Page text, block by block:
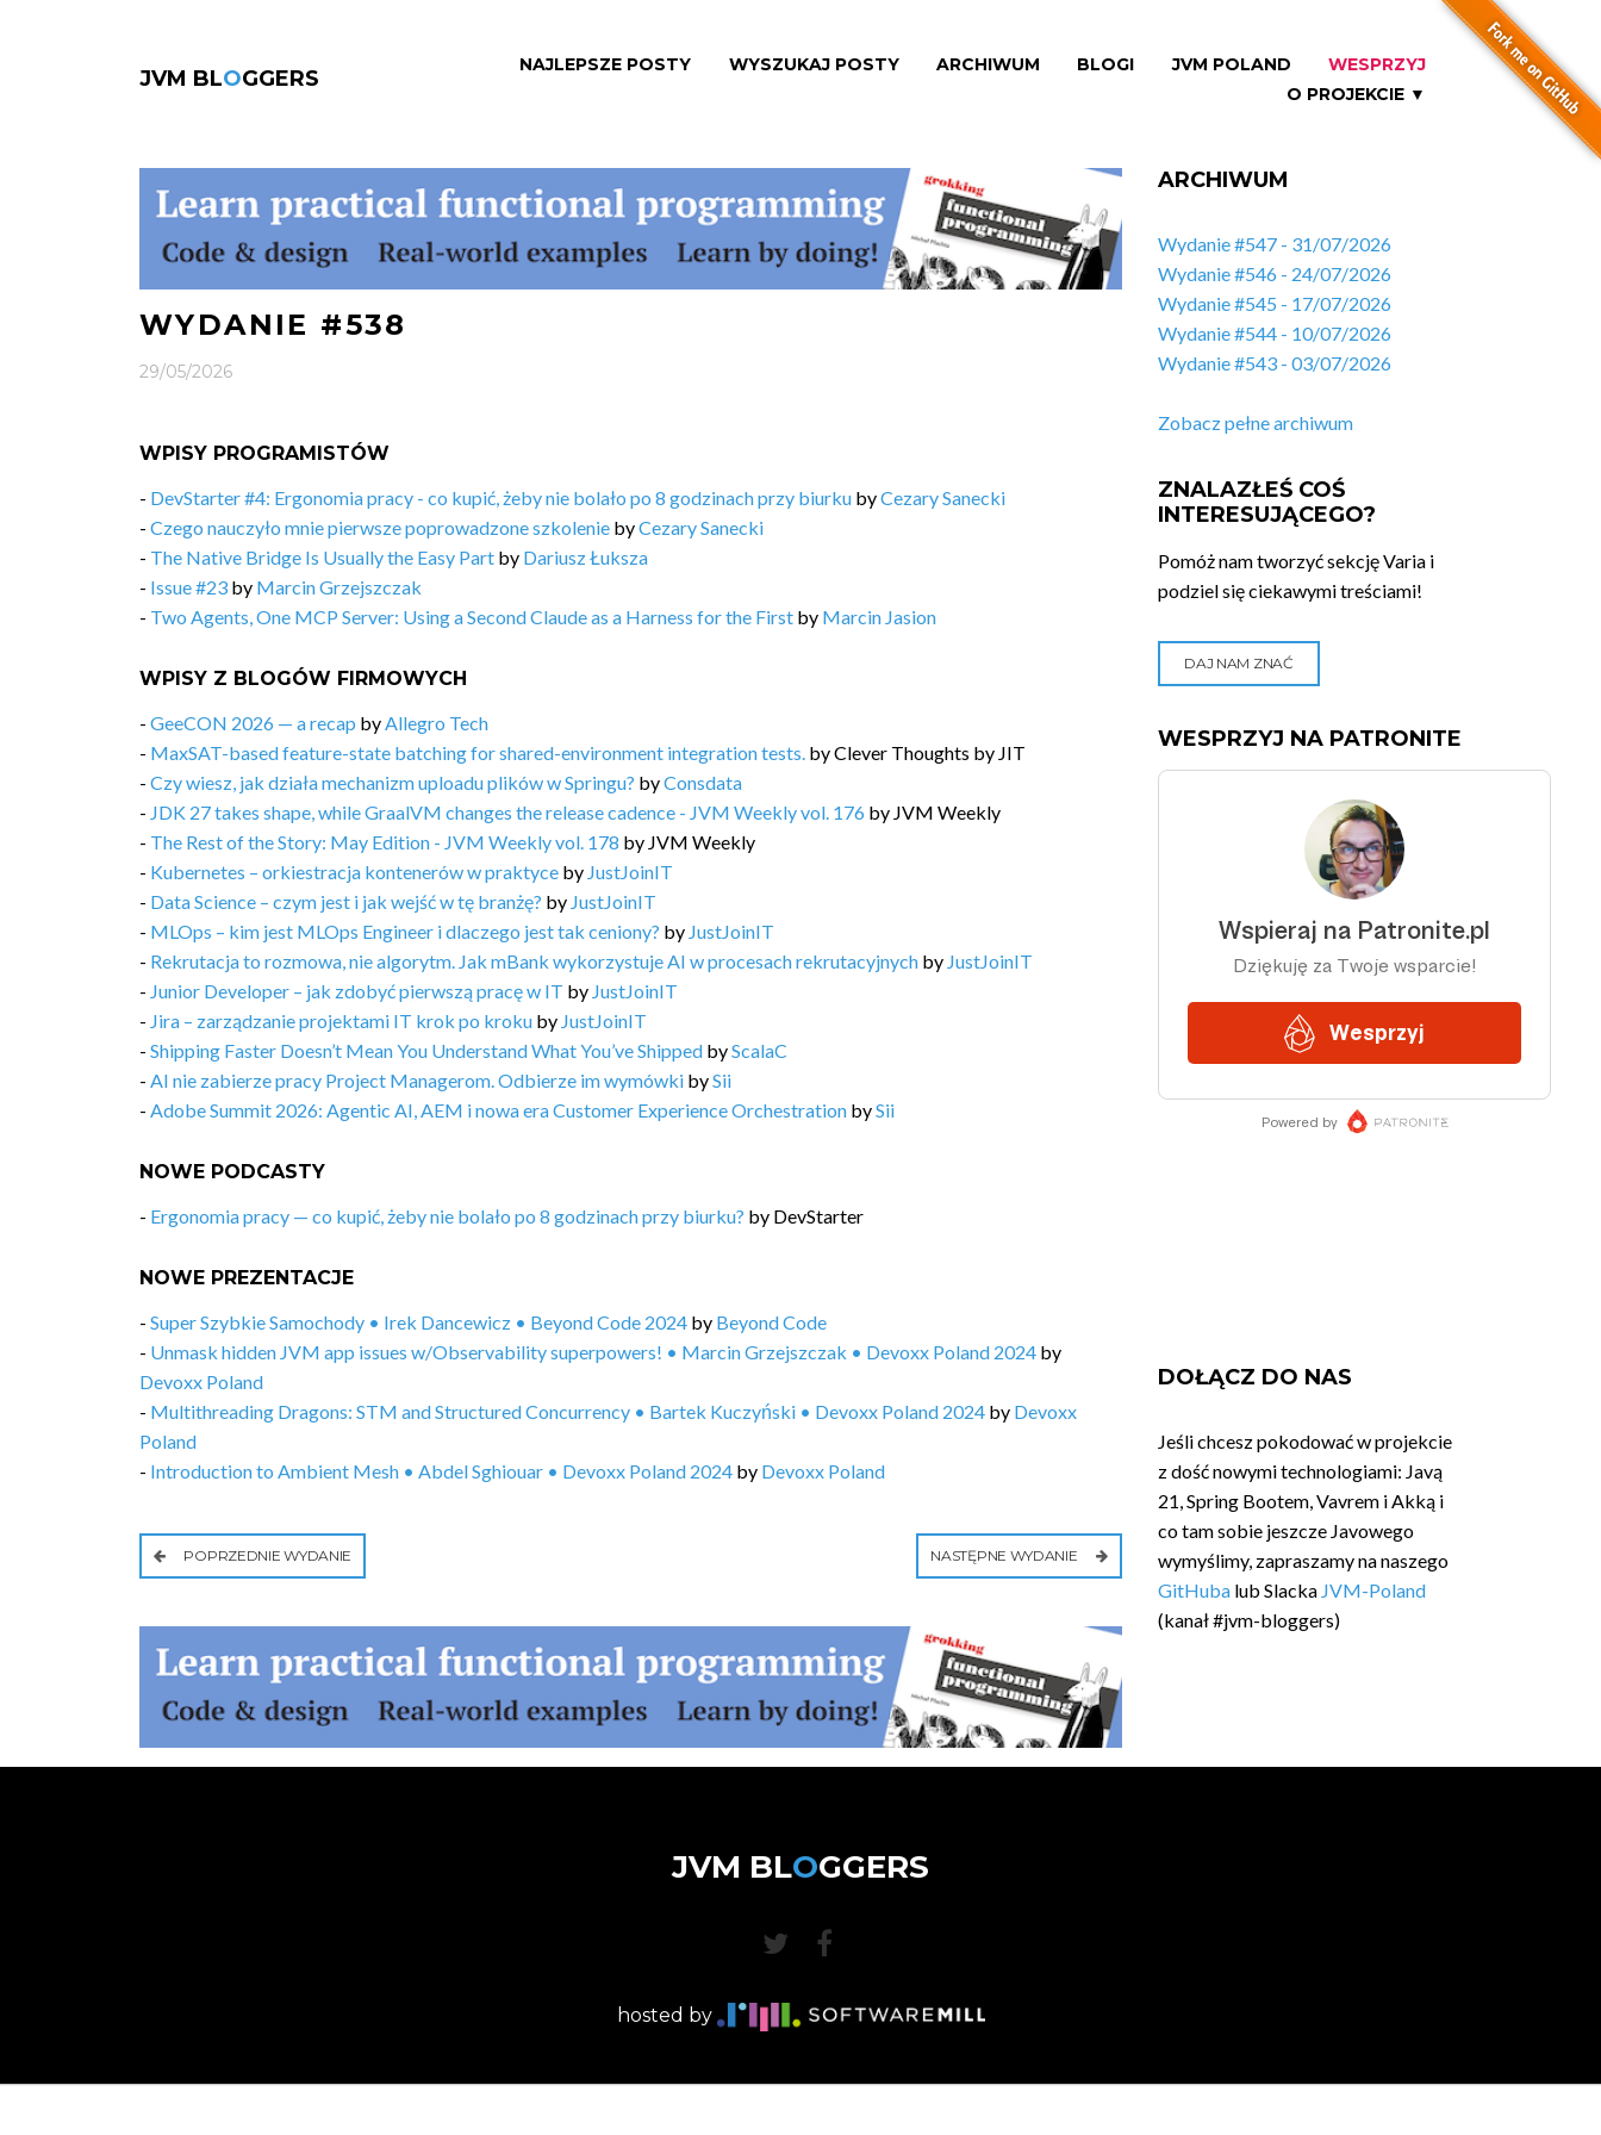
JVM BLOGGERS
NAJLEPSZE POSTY WYSZUKAJ POSTY ARCHIWUM BLOGI JVM POLAND
WESPRZYJ
O PROJEKCIE ▼
WYDANIE #538
29/05/2026
WPISY PROGRAMISTÓW
- DevStarter #4: Ergonomia pracy - co kupić, żeby nie bolało po 8 godzinach przy biurku byCezary Sanecki
- Czego nauczyło mnie pierwsze poprowadzone szkolenie byCezary Sanecki
- The Native Bridge Is Usually the Easy Part by Dariusz Łuksza
- Issue #23 by Marcin Grzejszczak
- Two Agents, One MCP Server: Using a Second Claude as a Harness for the First by Marcin Jasion
WPISY Z BLOGÓW FIRMOWYCH
- GeeCON 2026 — a recap byAllegro Tech
- MaxSAT-based feature-state batching for shared-environment integration tests. byClever Thoughts by JIT
- Czy wiesz, jak działa mechanizm uploadu plików w Springu? byConsdata
- JDK 27 takes shape, while GraalVM changes the release cadence - JVM Weekly vol. 176 by JVM Weekly
- The Rest of the Story: May Edition - JVM Weekly vol. 178 by JVM Weekly
- Kubernetes – orkiestracja kontenerów w praktyce by JustJoinIT
- Data Science – czym jest i jak wejść w tę branżę? by JustJoinIT
- MLOps – kim jest MLOps Engineer i dlaczego jest tak ceniony? by JustJoinIT
- Rekrutacja to rozmowa, nie algorytm. Jak mBank wykorzystuje AI w procesach rekrutacyjnych by JustJoinIT
- Junior Developer – jak zdobyć pierwszą pracę w IT by JustJoinIT
- Jira – zarządzanie projektami IT krok po kroku by JustJoinIT
- Shipping Faster Doesn’t Mean You Understand What You’ve Shipped byScalaC
- AI nie zabierze pracy Project Managerom. Odbierze im wymówki bySii
- Adobe Summit 2026: Agentic AI, AEM i nowa era Customer Experience Orchestration bySii
NOWE PODCASTY
- Ergonomia pracy — co kupić, żeby nie bolało po 8 godzinach przy biurku? by DevStarter
NOWE PREZENTACJE
- Super Szybkie Samochody • Irek Dancewicz • Beyond Code 2024 by Beyond Code
- Unmask hidden JVM app issues w/Observability superpowers! • Marcin Grzejszczak • Devoxx Poland 2024 by
Devoxx Poland
- Multithreading Dragons: STM and Structured Concurrency • Bartek Kuczyński • Devoxx Poland 2024 by Devoxx
Poland
- Introduction to Ambient Mesh • Abdel Sghiouar • Devoxx Poland 2024 by Devoxx Poland
POPRZEDNIE WYDANIE NASTĘPNE WYDANIE
ARCHIWUM
Wydanie #547 - 31/07/2026
Wydanie #546 - 24/07/2026
Wydanie #545 - 17/07/2026
Wydanie #544 - 10/07/2026
Wydanie #543 - 03/07/2026
Zobacz pełne archiwum
ZNALAZŁEŚ COŚ
INTERESUJĄCEGO?
Pomóż nam tworzyć sekcję Varia i
podziel się ciekawymi treściami!
DAJ NAM ZNAĆ
WESPRZYJ NA PATRONITE
DOŁĄCZ DO NAS
Jeśli chcesz pokodować w projekcie
z dość nowymi technologiami: Javą
21, Spring Bootem, Vavrem i Akką i
co tam sobie jeszcze Javowego
wymyślimy, zapraszamy na naszego
GitHuba lub Slacka JVM-Poland
(kanał #jvm-bloggers)
JVM BLOGGERS
hosted by